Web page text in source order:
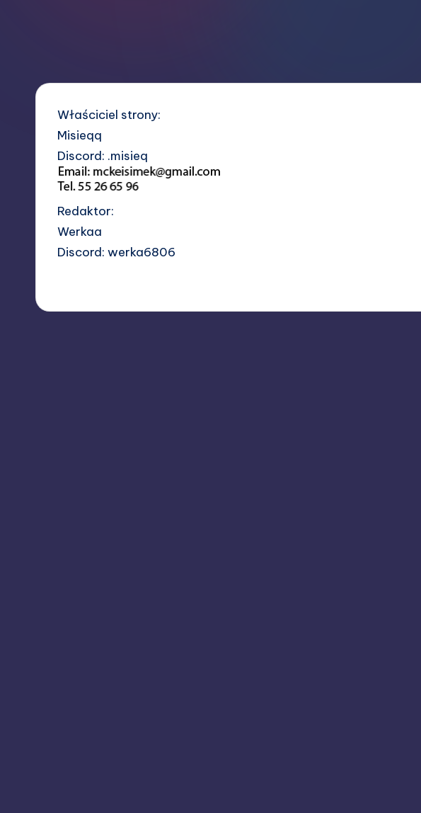
y
Właściciel strony:
Misieqq
Discord: .misieq
Redaktor:
Werkaa
Discord: werka6806